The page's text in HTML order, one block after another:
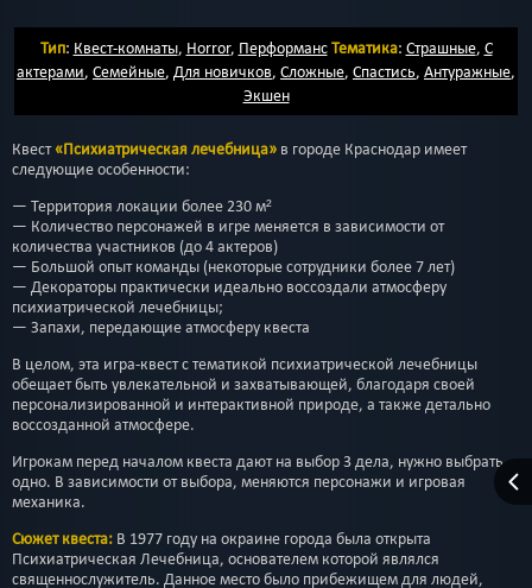
Тип: Квест-комнаты, Horror, ПерформансТематика: Страшные, С
актерами, Семейные, Для новичков, Сложные, Спастись, Антуражные,
Экшен
Квест«Психиатрическая лечебница» в городе Краснодар имеет
следующие особенности:
— Территория локации более 230 м²
— Количество персонажей в игре меняется в зависимости от
количества участников (до 4 актеров)
— Большой опыт команды (некоторые сотрудники более 7 лет)
— Декораторы практически идеально воссоздали атмосферу
психиатрической лечебницы;
— Запахи, передающие атмосферу квеста
В целом, эта игра-квест с тематикой психиатрической лечебницы
обещает быть увлекательной и захватывающей, благодаря своей
персонализированной и интерактивной природе, а также детально
воссозданной атмосфере.
Игрокам перед началом квеста дают на выбор 3 дела, нужно выбрать
одно. В зависимости от выбора, меняются персонажи и игровая
механика.
Сюжет квеста: В 1977 году на окраине города была открыта
Психиатрическая Лечебница, основателем которой являлся
священнослужитель. Данное место было прибежищем для людей,